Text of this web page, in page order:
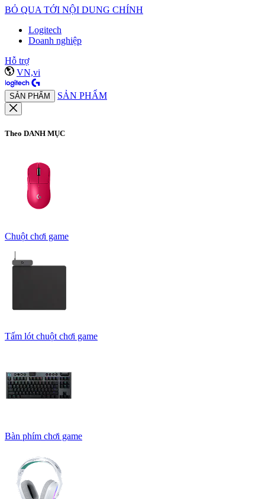
BỎ QUA TỚI NỘI DUNG CHÍNH
Logitech
Doanh nghiệp
Hỗ trợ
VN,vi
SẢN PHẨM SẢN PHẨM
Theo DANH MỤC
Chuột chơi game
Tấm lót chuột chơi game
Bàn phím chơi game